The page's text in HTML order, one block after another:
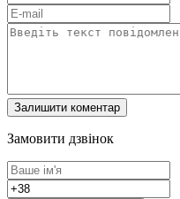
Замовити дзвінок